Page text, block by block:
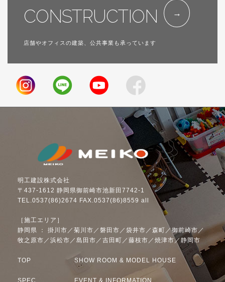
CONSTRUCTION
店舗やオフィスの建築、公共事業も承っています
明工建設株式会社
〒437-1612 静岡県御前崎市池新田7742-1
TEL.0537(86)2674 FAX.0537(86)8559 all
［施工エリア］
静岡県 ： 掛川市／菊川市／磐田市／袋井市／森町／御前崎市／
牧之原市／浜松市／島田市／吉田町／藤枝市／焼津市／静岡市
TOP
SPEC
SHOW ROOM & MODEL HOUSE
EVENT & INFORMATION